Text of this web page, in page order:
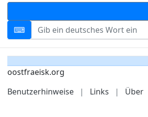
oostfraeisk.org
Benutzerhinweise
| Links | Über